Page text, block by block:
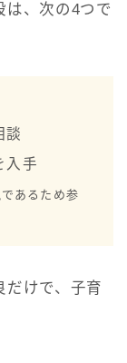
は、次の4つで
談
入手
あるため参
けで、子育